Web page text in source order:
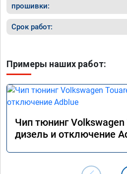
прошивки:
Срок работ:
Примеры наших работ:
Чип тюнинг Volkswagen
дизель и отключение